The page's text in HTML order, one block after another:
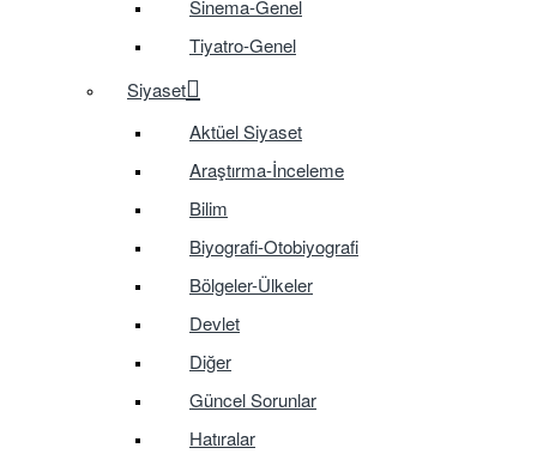
Sinema-Genel
Tiyatro-Genel
Siyaset
Aktüel Siyaset
Araştırma-İnceleme
Bilim
Biyografi-Otobiyografi
Bölgeler-Ülkeler
Devlet
Diğer
Güncel Sorunlar
Hatıralar